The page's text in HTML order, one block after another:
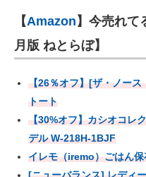
【Amazon 】今売れて
月版 ねとらぼ】
【26％オフ】[ザ・ノース
トート
【30%オフ】カシオコレ
デル W-218H-1BJF
イレモ（iremo）ごはん